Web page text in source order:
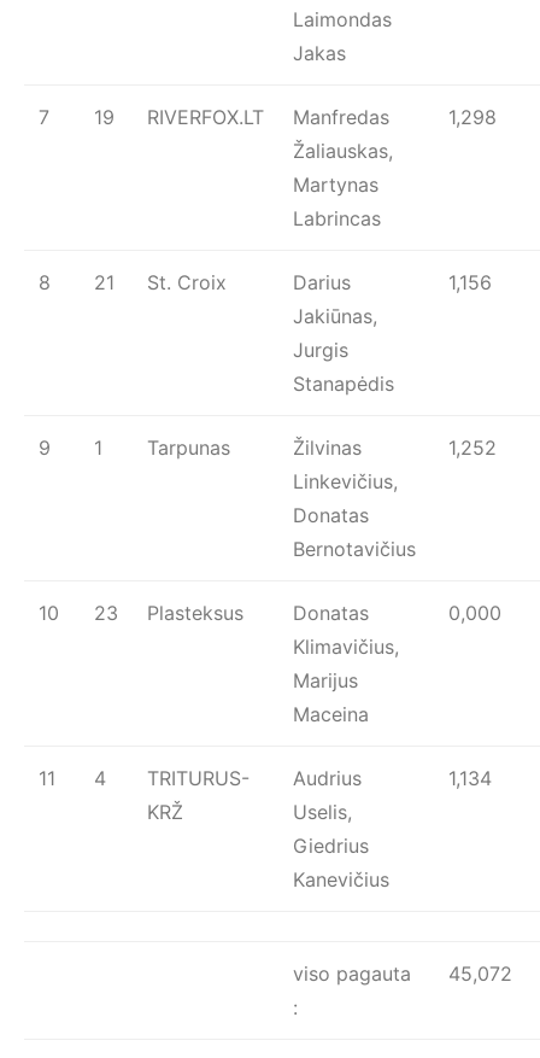
Laimondas
Jakas
7 19 RIVERFOX.LT
Manfredas
Žaliauskas,
Martynas
Labrincas
1,298
8 21 St. Croix
Darius
Jakiūnas,
Jurgis
Stanapėdis
1,156
9 1 Tarpunas
Žilvinas
Linkevičius,
Donatas
Bernotavičius
1,252
10 23 Plasteksus
Donatas
Klimavičius,
Marijus
Maceina
0,000
11 4
TRITURUS-
KRŽ
Audrius
Uselis,
Giedrius
Kanevičius
1,134
viso pagauta
:
45,072